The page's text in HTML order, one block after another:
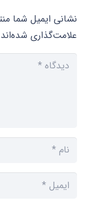
نشانی ایمیل شما
علامت‌گذاری شده‌اند